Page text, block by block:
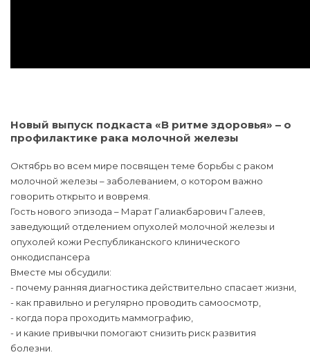
Новый выпуск подкаста «В ритме здоровья» – о
профилактике рака молочной железы
Октябрь во всем мире посвящен теме борьбы с раком
молочной железы – заболеванием, о котором важно
говорить открыто и вовремя.
Гость нового эпизода – Марат Галиакбарович Галеев,
заведующий отделением опухолей молочной железы и
опухолей кожи Республиканского клинического
онкодиспансера
Вместе мы обсудили:
- почему ранняя диагностика действительно спасает жизни,
- как правильно и регулярно проводить самоосмотр,
- когда пора проходить маммографию,
- и какие привычки помогают снизить риск развития
болезни.